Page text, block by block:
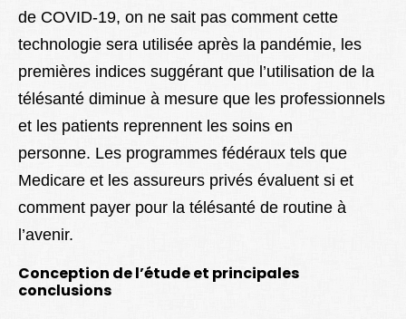
de COVID-19, on ne sait pas comment cette
technologie sera utilisée après la pandémie, les
premières indices suggérant que l’utilisation de la
télésanté diminue à mesure que les professionnels
et les patients reprennent les soins en
personne. Les programmes fédéraux tels que
Medicare et les assureurs privés évaluent si et
comment payer pour la télésanté de routine à
l’avenir.
Conception de l’étude et principales
conclusions